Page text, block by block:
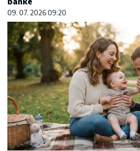
09. 07. 2026 09:20